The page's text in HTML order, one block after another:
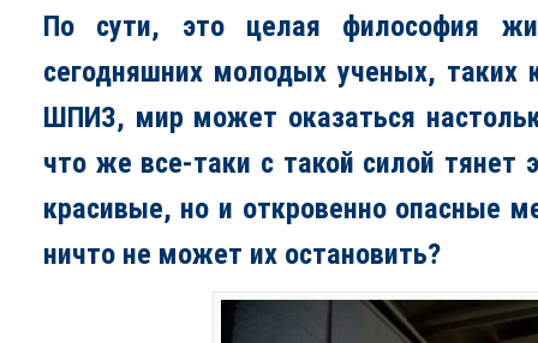
По сути, это целая философия
сегодняшних молодых ученых, таких
ШПИЗ, мир может оказаться
что же все-таки с такой силой тянет
красивые, но и откровенно опасные
ничто не может их остановить?